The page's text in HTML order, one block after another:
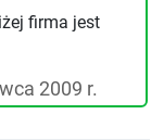
firma jest
2009 r.